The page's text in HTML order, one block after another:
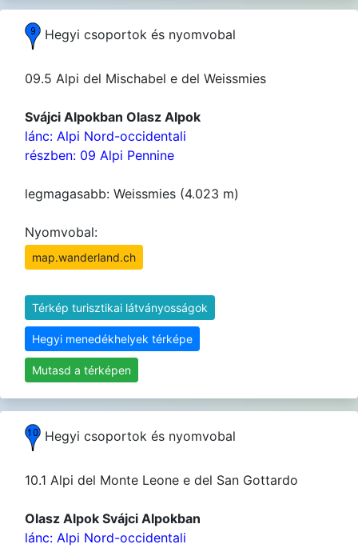
Hegyi csoportok és nyomvobal
09.5 Alpi del Mischabel e del Weissmies
Svájci Alpokban Olasz Alpok
lánc: Alpi Nord-occidentali
részben: 09 Alpi Pennine
legmagasabb: Weissmies (4.023 m)
Nyomvobal:
map.wanderland.ch
Térkép turisztikai látványosságok
Hegyi menedékhelyek térképe
Mutasd a térképen
Hegyi csoportok és nyomvobal
10.1 Alpi del Monte Leone e del San Gottardo
Olasz Alpok Svájci Alpokban
lánc: Alpi Nord-occidentali